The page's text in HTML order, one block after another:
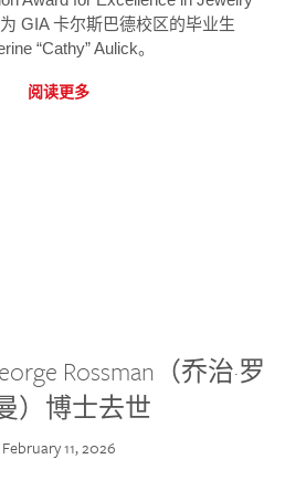
GIA 卡尔斯巴德校区的毕业生
“Cathy” Aulick。
阅读更多
Rossman（乔治·罗
）博士去世
February 11, 2026